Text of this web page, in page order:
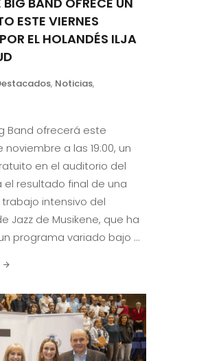
ESTE VIERNES
EL HOLANDÉS ILJA
, Noticias,
Band ofrecerá este
noviembre a las 19:00, un
en el auditorio del
el resultado final de una
intensivo del
Jazz de Musikene, que ha
programa variado bajo